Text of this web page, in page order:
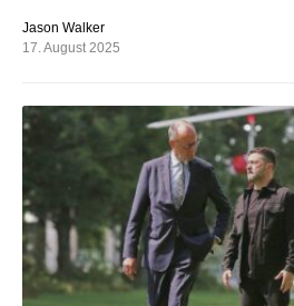
Jason Walker
17. August 2025